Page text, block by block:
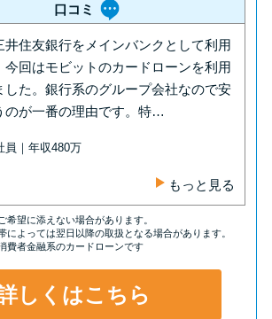
口コミ
井住友銀行をメインバンクとして利用
今回はモビットのカードローンを利用
した。銀行系のグループ会社なので安
のが一番の理由です。特…
員｜年収480万
もっと見る
望に添えない場合があります。
よっては翌日以降の取扱となる場合があります。
費者金融系のカードローンです
しくはこちら